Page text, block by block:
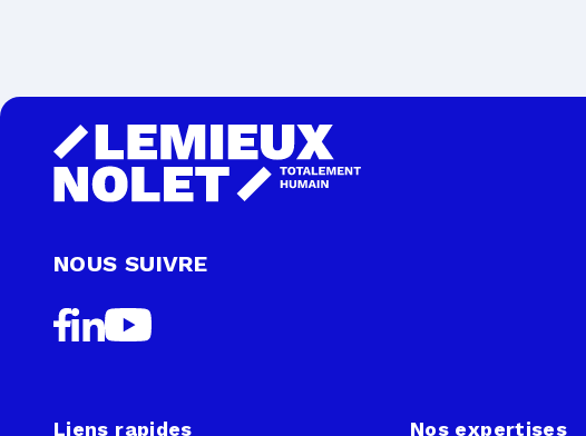
NOUS SUIVRE
Liens rapides Nos expertises